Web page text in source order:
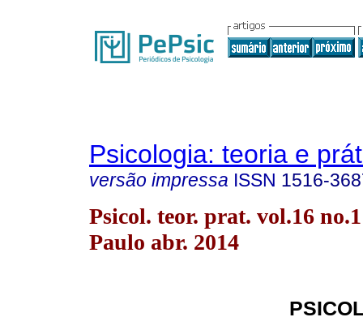
Psicologia: teoria e
versão impressa ISSN 1516-
Psicol. teor. prat. vol.16
Paulo abr. 2014